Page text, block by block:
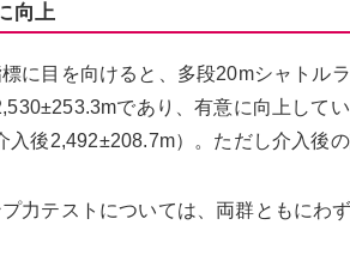
向上
に目を向けると、多段20mシャトル
であり、有意に向上して
入後2,492±208.7m）。ただし介入後
力テストについては、両群ともにわ